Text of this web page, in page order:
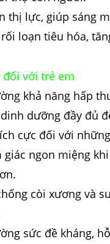
thị lực, giúp sáng
loạn tiêu hóa,
đối với trẻ em
khả năng hấp
dưỡng đầy đủ
cực đối với
giác ngon miệng
còi xương và
sức đề kháng,